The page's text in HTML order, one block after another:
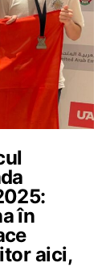
în
aici,